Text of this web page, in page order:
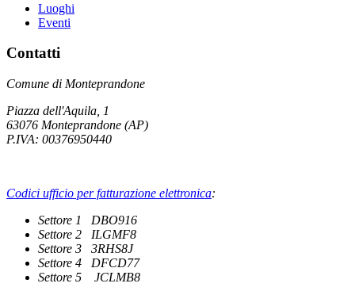
Luoghi
Eventi
Contatti
Comune di Monteprandone
Piazza dell'Aquila, 1
63076 Monteprandone (AP)
P.IVA: 00376950440
Codici ufficio per fatturazione elettronica:
Settore 1 DBO916
Settore 2 ILGMF8
Settore 3 3RHS8J
Settore 4 DFCD77
Settore 5 JCLMB8